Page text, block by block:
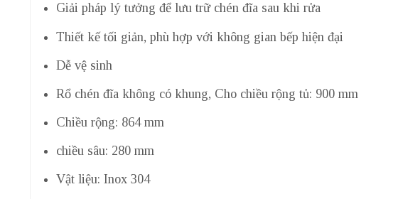
Giải pháp lý tưởng để lưu trữ chén đĩa sau khi rửa
Thiết kế tối giản, phù hợp với không gian bếp hiện đại
Dễ vệ sinh
Rổ chén đĩa không có khung, Cho chiều rộng tủ: 900 mm
Chiều rộng: 864 mm
chiều sâu: 280 mm
Vật liệu: Inox 304